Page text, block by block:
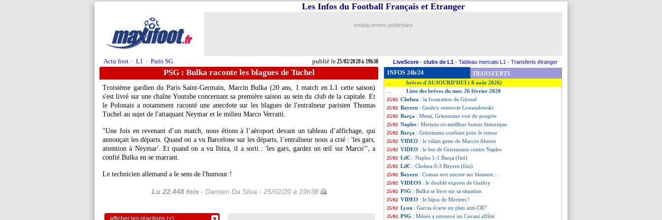
Actu foot > L1 > Paris SG publié le25/02/2020 à 19h38
Les Infos du Football Français et Etranger
emplacement publicitaire
LiveScore - clubs de L1 - Tableau mercato L1 - Transferts étranger
PSG : Bulka raconte les blagues de Tuchel
Troisième gardien du Paris Saint-Germain, Marcin Bulka (20 ans, 1 match en L1 cette saison)
s'est livré sur une chaîne Youtube concernant sa première saison au sein du club de la capitale. Et
le Polonais a notamment raconté une anecdote sur les blagues de l'entraîneur parisien Thomas
Tuchel au sujet de l'attaquant Neymar et le milieu Marco Verratti.
"Une fois en revenant d’un match, nous étions à l’aéroport devant un tableau d’affichage, qui
annonçait les départs. Quand on a vu Barcelone sur les départs, l’entraîneur nous a crié : 'les gars,
attention à Neymar'. Et quand on a vu Ibiza, il a sorti : 'les gars, gardez un œil sur Marco'", a
confié Bulka en se marrant.
Le technicien allemand a le sens de l'humour !
Lu 22.448 fois - Damien Da Silva - 25/02/20 à 19h38
afficher les réactions (+)
INFOS 24h/24 TRANSFERTS
brèves d'AUJOURD'HUI ( 8 août 2026)
Liste des brèves du mer. 26 février 2020
25/02 Chelsea : la frustration de Giroud
25/02 Bayern : Gnabry remercie Lewandowski
25/02 Barça : Messi, Griezmann voit du progrès
25/02 Naples : Mertens co-meilleur buteur historique
25/02 Barça : Griezmann confiant pour le retour
25/02 VIDEO : le vilain geste de Marcos Alonso
25/02 VIDEO : le but de Griezmann contre Naples
25/02 LdC : Naples 1-1 Barça (fini)
25/02 LdC : Chelsea 0-3 Bayern (fini)
25/02 Bayern : Coman sort encore sur blessure...
25/02 VIDEOS : le doublé express de Gnabry
25/02 PSG : Bulka se livre sur sa situation
25/02 VIDEO : le bijou de Mertens !
25/02 Lyon : Garcia écarte un plan anti-CR7
25/02 PSG : Ménès a retrouvé un Cavani affûté